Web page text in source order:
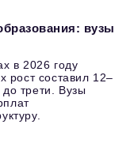
вузы
в 2026 году
рост составил 12–
трети. Вузы